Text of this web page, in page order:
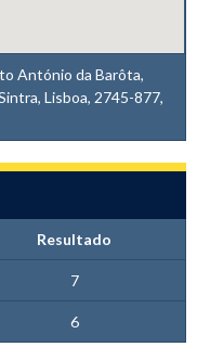
António da Barôta,
Lisboa, 2745-877,
Resultado
7
6